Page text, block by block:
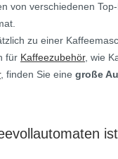
von verschiedenen
zu einer
für Kaffeezubehör, wie
, finden Sie eine große